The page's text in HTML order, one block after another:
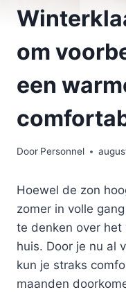
om
een
Door Personnel
Hoewel de zon
zomer in volle
te denken over het
huis. Door je nu al
kun je straks
maanden